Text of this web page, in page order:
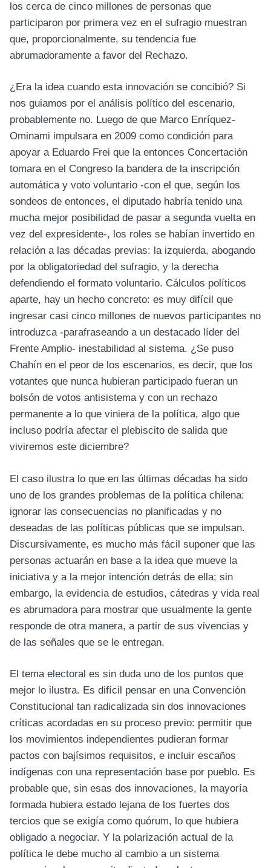
los cerca de cinco millones de personas que
participaron por primera vez en el sufragio muestran
que, proporcionalmente, su tendencia fue
abrumadoramente a favor del Rechazo.
¿Era la idea cuando esta innovación se concibió? Si
nos guiamos por el análisis político del escenario,
probablemente no. Luego de que Marco Enríquez-
Ominami impulsara en 2009 como condición para
apoyar a Eduardo Frei que la entonces Concertación
tomara en el Congreso la bandera de la inscripción
automática y voto voluntario -con el que, según los
sondeos de entonces, el diputado habría tenido una
mucha mejor posibilidad de pasar a segunda vuelta en
vez del expresidente-, los roles se habían invertido en
relación a las décadas previas: la izquierda, abogando
por la obligatoriedad del sufragio, y la derecha
defendiendo el formato voluntario. Cálculos políticos
aparte, hay un hecho concreto: es muy difícil que
ingresar casi cinco millones de nuevos participantes no
introduzca -parafraseando a un destacado líder del
Frente Amplio- inestabilidad al sistema. ¿Se puso
Chahín en el peor de los escenarios, es decir, que los
votantes que nunca hubieran participado fueran un
bolsón de votos antisistema y con un rechazo
permanente a lo que viniera de la política, algo que
incluso podría afectar el plebiscito de salida que
viviremos este diciembre?
El caso ilustra lo que en las últimas décadas ha sido
uno de los grandes problemas de la política chilena:
ignorar las consecuencias no planificadas y no
deseadas de las políticas públicas que se impulsan.
Discursivamente, es mucho más fácil suponer que las
personas actuarán en base a la idea que mueve la
iniciativa y a la mejor intención detrás de ella; sin
embargo, la evidencia de estudios, cátedras y vida real
es abrumadora para mostrar que usualmente la gente
responde de otra manera, a partir de sus vivencias y
de las señales que se le entregan.
El tema electoral es sin duda uno de los puntos que
mejor lo ilustra. Es difícil pensar en una Convención
Constitucional tan radicalizada sin dos innovaciones
críticas acordadas en su proceso previo: permitir que
los movimientos independientes pudieran formar
pactos con bajísimos requisitos, e incluir escaños
indígenas con una representación base por pueblo. Es
probable que, sin esas dos innovaciones, la mayoría
formada hubiera estado lejana de los fuertes dos
tercios que se exigía como quórum, lo que hubiera
obligado a negociar. Y la polarización actual de la
política le debe mucho al cambio a un sistema